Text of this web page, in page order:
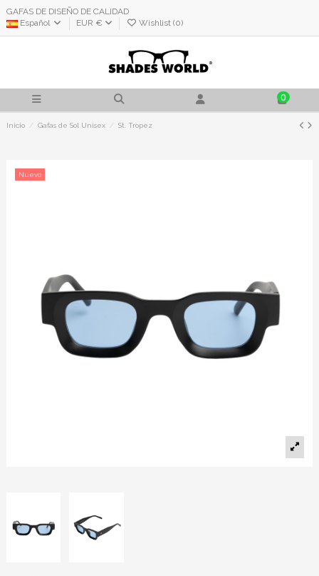
GAFAS DE DISEÑO DE CALIDAD
Español
EUR € Wishlist (0)
0
Inicio Gafas de Sol Unisex St. Tropez
Nuevo